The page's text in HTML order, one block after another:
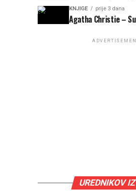
KNJIGE prije 3 dana
Agatha Christie –
UREDNIKOV